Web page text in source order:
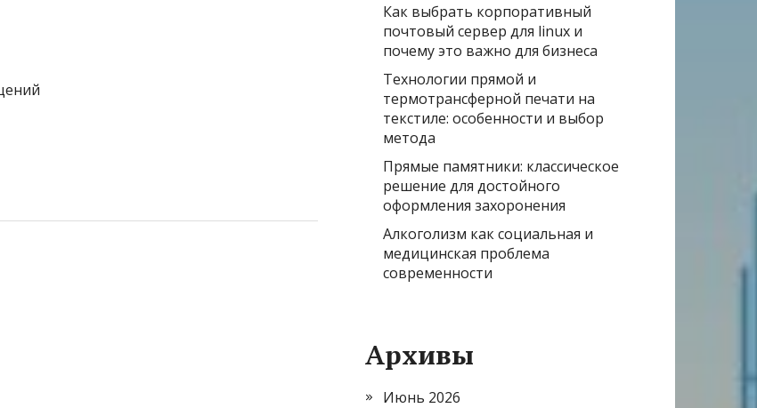
Как выбрать корпоративный
почтовый сервер для linux и
почему это важно для бизнеса
Технологии прямой и
термотрансферной печати на
текстиле: особенности и выбор
метода
Прямые памятники: классическое
решение для достойного
оформления захоронения
Алкоголизм как социальная и
медицинская проблема
современности
Архивы
Июнь 2026